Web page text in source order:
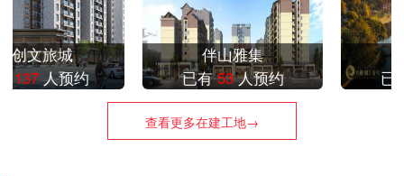
伴山雅集
已有53人预约
漓江壹号
已有47人预约
查看更多在建工地→